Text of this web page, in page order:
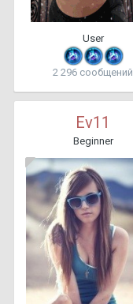
User
2 296 сообщений
Ev11
Beginner